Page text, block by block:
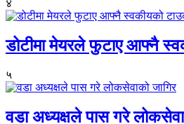
४
डोटीमा मेयरले फुटाए आफ्नै
५
वडा अध्यक्षले पास गरे